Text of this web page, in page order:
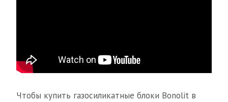
Чтобы купить газосиликатные блоки Bonolit в